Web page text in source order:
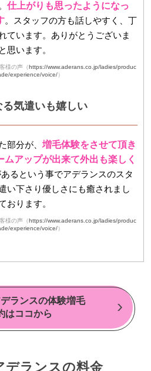
仕上がりも思ったようになっ
。スタッフの方も話しやすく、丁
ています。ありがとうございま
思います。
様の声（https://www.aderans.co.jp/ladies/produc
experience/voice/）
気遣いも嬉しい
部分が、 増毛体験をさせて頂き
アップが出来て外出も楽しく
るという事でアデランスのスタ
い下さり優しさにも癒されまし
おります。
様の声（https://www.aderans.co.jp/ladies/produc
experience/voice/）
ランスの体験増毛
はココから
デランスの料金